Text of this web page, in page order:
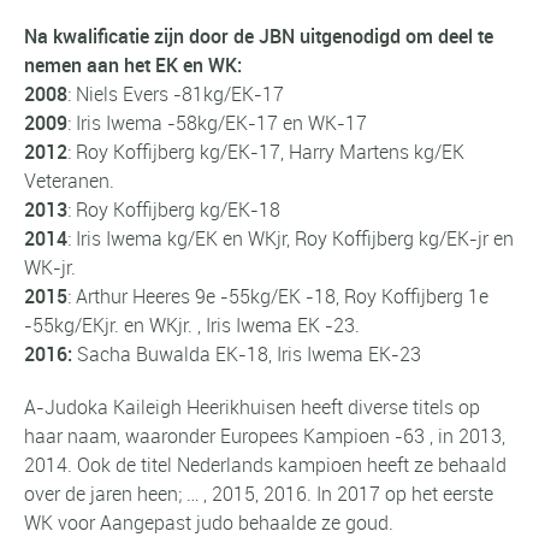
Na kwalificatie zijn door de JBN uitgenodigd om deel te
nemen aan het EK en WK:
2008: Niels Evers -81kg/EK-17
2009: Iris Iwema -58kg/EK-17 en WK-17
2012: Roy Koffijberg kg/EK-17, Harry Martens kg/EK
Veteranen.
2013: Roy Koffijberg kg/EK-18
2014: Iris Iwema kg/EK en WKjr, Roy Koffijberg kg/EK-jr en
WK-jr.
2015: Arthur Heeres 9e -55kg/EK -18, Roy Koffijberg 1e
-55kg/EKjr. en WKjr. , Iris Iwema EK -23.
2016: Sacha Buwalda EK-18, Iris Iwema EK-23
A-Judoka Kaileigh Heerikhuisen heeft diverse titels op
haar naam, waaronder Europees Kampioen -63 , in 2013,
2014. Ook de titel Nederlands kampioen heeft ze behaald
over de jaren heen; … , 2015, 2016. In 2017 op het eerste
WK voor Aangepast judo behaalde ze goud.